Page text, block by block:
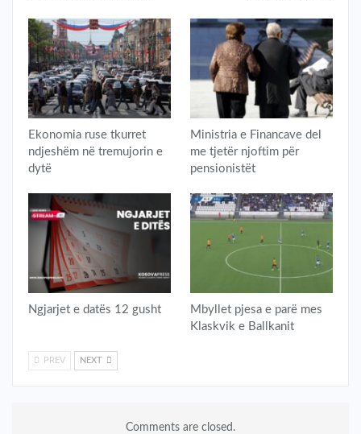
​Ekonomia ruse tkurret
ndjeshëm në tremujorin e
dytë
Ministria e Financave del
me tjetër njoftim për
pensionistët
​Ngjarjet e datës 12 gusht
Mbyllet pjesa e parë mes
Klaskvik e Ballkanit
PREV NEXT
Comments are closed.